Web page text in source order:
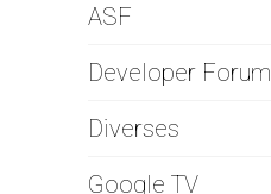
ASF
Developer Forum
Diverses
Google TV